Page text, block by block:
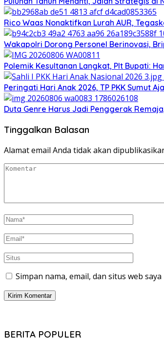
Rico Waas Nonaktifkan Lurah AUR,
Wakapolri Dorong Personel Berinovasi,
Polemik Kesultanan Langkat, Plt Bupati:
Peringati Hari Anak 2026, TP PKK Sumut
Duta Genre Harus Jadi Penggerak
Tinggalkan Balasan
Alamat email Anda tidak akan
Simpan nama, email, dan situs web
BERITA POPULER